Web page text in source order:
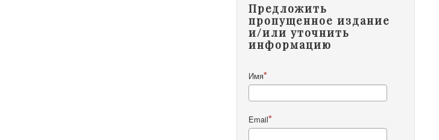
Предложить
пропущенное издание
и/или уточнить
информацию
Имя
Email